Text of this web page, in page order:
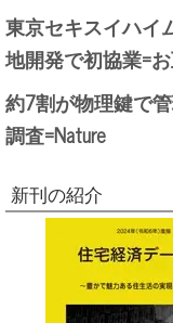
東京セキスイハイ
地開発で初協業=
約7割が物理鍵で
調査=Nature
新刊の紹介